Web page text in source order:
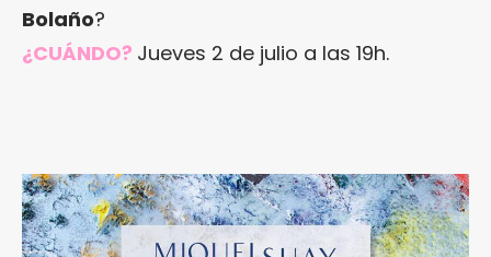
Bolaño?
¿CUÁNDO? Jueves 2 de julio a las 19h.